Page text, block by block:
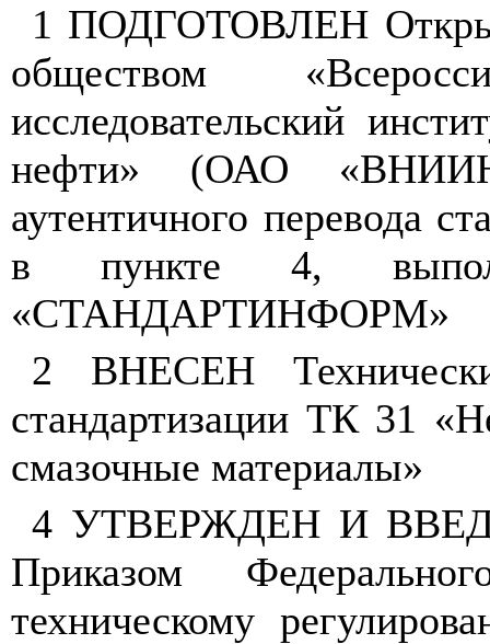
1 ПОДГОТОВЛЕН
обществом
исследовательский
нефти» (ОАО
аутентичного перевода
в
пункте 4,
«СТАНДАРТИНФОРМ»
2 ВНЕСЕН
стандартизации ТК31
смазочные материалы»
4 УТВЕРЖДЕН И
Приказом
техническому